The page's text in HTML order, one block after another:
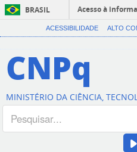
BRASIL
Acesso à
ACESSIBILIDADE ALTO
CNPq
MINISTÉRIO DA CIÊNCIA,